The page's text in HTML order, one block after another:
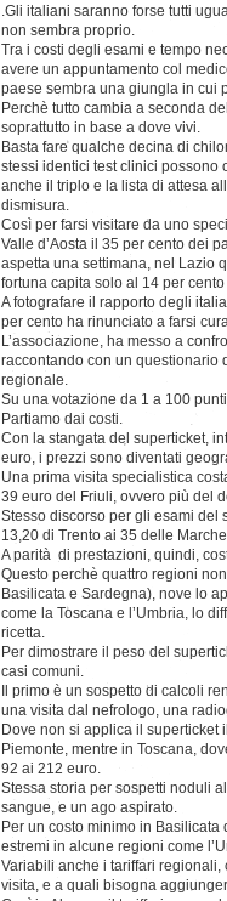
.Gli italiani saranno forse tutti
non sembra proprio.
Tra i costi degli esami e tempo
avere un appuntamento col
paese sembra una giungla in cui
Perchè tutto cambia a seconda
soprattutto in base a dove vivi.
Basta fare qualche decina di
stessi identici test clinici possono
anche il triplo e la lista di attesa
dismisura.
Così per farsi visitare da uno
Valle d’Aosta il 35 per cento dei
aspetta una settimana, nel Lazio
fortuna capita solo al 14 per
A fotografare il rapporto degli
per cento ha rinunciato a farsi
L’associazione, ha messo a
raccontando con un questionario
regionale.
Su una votazione da 1 a 100
Partiamo dai costi.
Con la stangata del superticket,
euro, i prezzi sono diventati
Una prima visita specialistica
39 euro del Friuli, ovvero più del
Stesso discorso per gli esami del
13,20 di Trento ai 35 delle
A parità di prestazioni, quindi,
Questo perchè quattro regioni
Basilicata e Sardegna), nove lo
come la Toscana e l’Umbria, lo
ricetta.
Per dimostrare il peso del
casi comuni.
Il primo è un sospetto di calcoli
una visita dal nefrologo, una
Dove non si applica il superticket
Piemonte, mentre in Toscana,
92 ai 212 euro.
Stessa storia per sospetti noduli
sangue, e un ago aspirato.
Per un costo minimo in
estremi in alcune regioni come
Variabili anche i tariffari
visita, e a quali bisogna